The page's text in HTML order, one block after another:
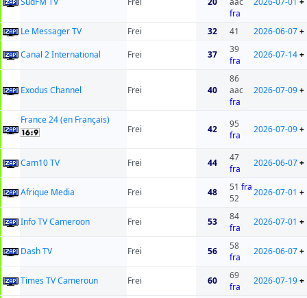
fra
Le Messager TV Frei 32 41 2026-06-07+
Canal 2 International
Frei 37
39
fra
2026-07-14+
Exodus Channel Frei 40
86
aac
fra
2026-07-09+
France 24 (en Français)
Frei
42
95
fra
2026-07-09+
Cam10 TV Frei 44
47
fra
2026-06-07+
Afrique Media Frei 48 51 fra
52
2026-07-01 +
Info TV Cameroon Frei 53
84
fra
2026-07-01 +
Dash TV Frei 56
58
fra
2026-06-07+
Times TV Cameroun Frei 60
69
fra
2026-07-19+